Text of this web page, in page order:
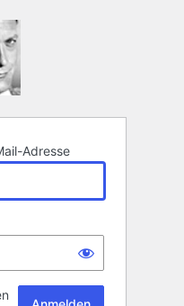
Adresse